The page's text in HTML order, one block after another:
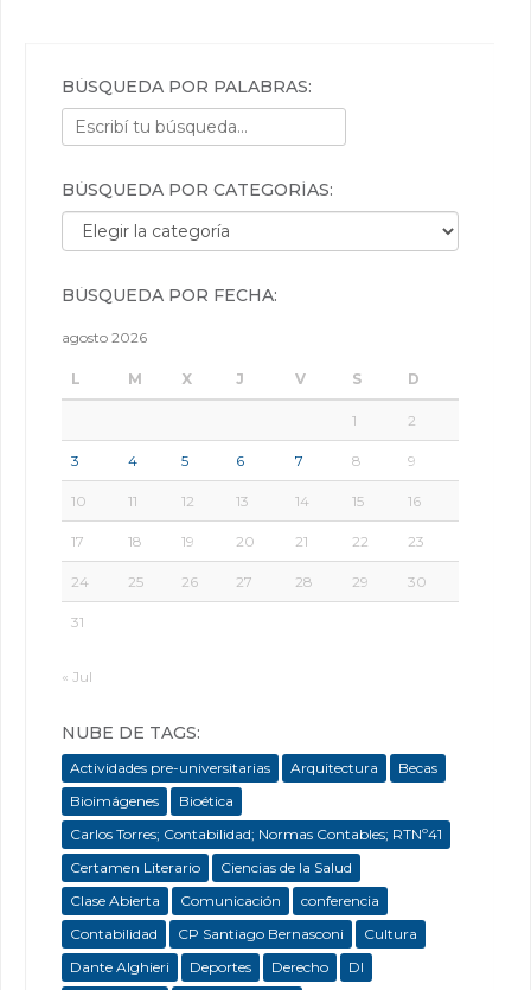
BÚSQUEDA POR PALABRAS:
BÚSQUEDA POR CATEGORÍAS:
Búsqueda por categorías:
BÚSQUEDA POR FECHA:
agosto 2026
L M X J V S D
1 2
3 4 5 6 7 8 9
10 11 12 13 14 15 16
17 18 19 20 21 22 23
24 25 26 27 28 29 30
31
« Jul
NUBE DE TAGS:
Actividades pre-universitarias Arquitectura
Becas
Bioimágenes
Bioética
Carlos Torres; Contabilidad; Normas Contables; RTNº41
Certamen Literario
Ciencias de la Salud
Clase Abierta
Comunicación
conferencia
Contabilidad
CP Santiago Bernasconi
Cultura
Dante Alghieri
Deportes Derecho
DI